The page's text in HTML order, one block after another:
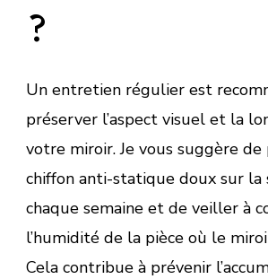
?
Un entretien régulier est
préserver l’aspect visuel et la
votre miroir. Je vous suggère de
chiffon anti-statique doux sur la
chaque semaine et de veiller à
l’humidité de la pièce où le
Cela contribue à prévenir